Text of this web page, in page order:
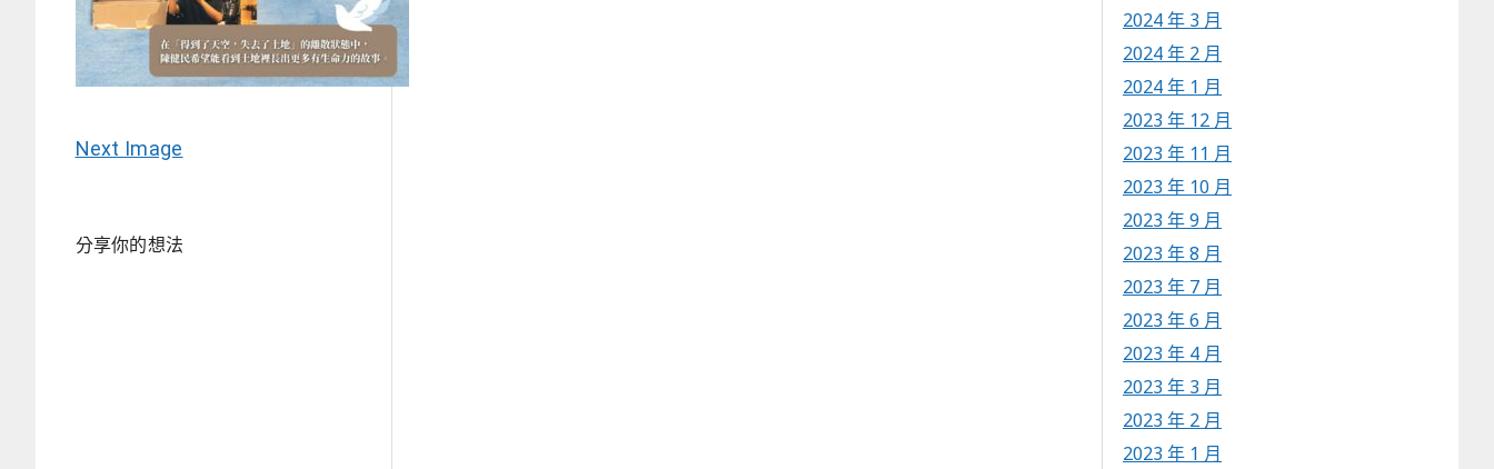
Next Image
分享你的想法
2024 年 3 月
2024 年 2 月
2024 年 1 月
2023 年 12 月
2023 年 11 月
2023 年 10 月
2023 年 9 月
2023 年 8 月
2023 年 7 月
2023 年 6 月
2023 年 4 月
2023 年 3 月
2023 年 2 月
2023 年 1 月